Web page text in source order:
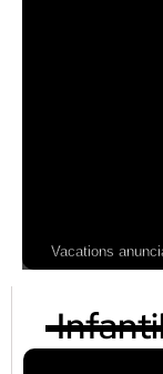
Vacations